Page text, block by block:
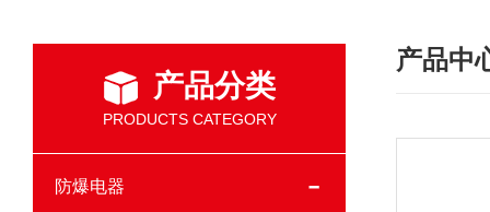
产品分类
PRODUCTS CATEGORY
防爆电器
产品中